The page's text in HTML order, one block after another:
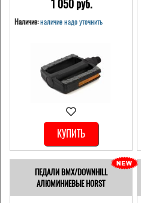
1 050 pуб.
Наличие:наличие надо уточнить
КУПИТЬ
ПЕДАЛИ BMX/DOWNHILL
АЛЮМИНИЕВЫЕ HORST